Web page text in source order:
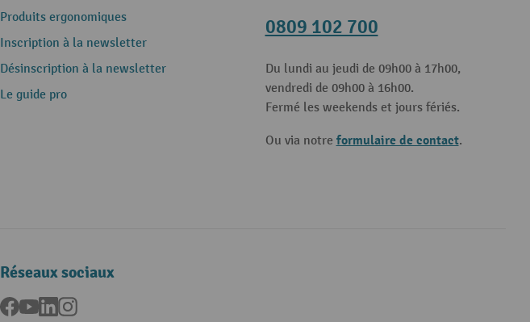
Produits ergonomiques
Inscription à la newsletter
Désinscription à la newsletter
Le guide pro
0809 102 700
Du lundi au jeudi de 09h00 à 17h00,
vendredi de 09h00 à 16h00.
Fermé les weekends et jours fériés.
Ou via notre formulaire de contact.
Réseaux sociaux
Facebook
YouTubeLinkedInInstagram